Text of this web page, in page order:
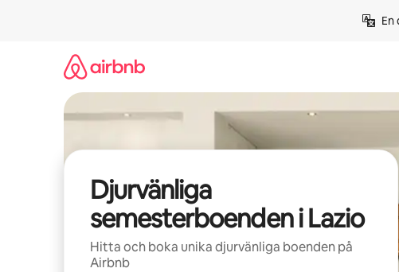
Djurvänliga
semesterboenden i Lazio
Hitta och boka unika djurvänliga boenden på
Airbnb